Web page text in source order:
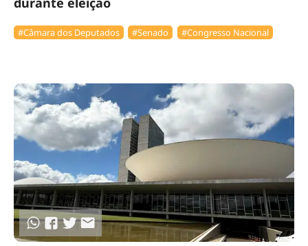
#Câmara dos Deputados #Senado #Congresso Nacional